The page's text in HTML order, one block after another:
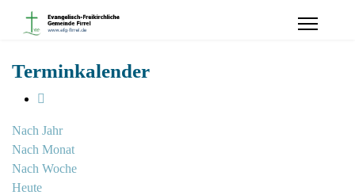
Terminkalender
Nach Jahr
Nach Monat
Nach Woche
Heute